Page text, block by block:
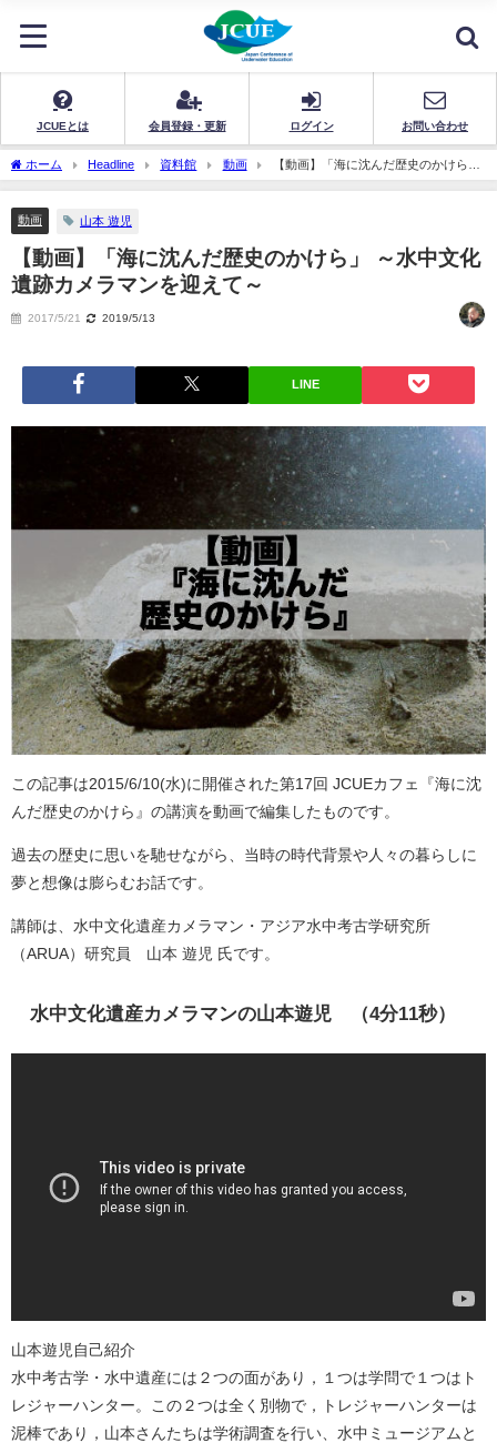
JCUEとは 会員登録・更新 ログイン お問い合わせ
ホーム Headline 資料館 動画
【動画】「海に沈んだ歴史のかけら」
～水中文化遺跡カメラマンを迎えて～
動画 山本 遊児
【動画】「海に沈んだ歴史のかけら」 ～水中文化
遺跡カメラマンを迎えて～
2017/5/21 2019/5/13
LINE
この記事は2015/6/10(水)に開催された第17回 JCUEカフェ『海に沈
んだ歴史のかけら』の講演を動画で編集したものです。
過去の歴史に思いを馳せながら、当時の時代背景や人々の暮らしに
夢と想像は膨らむお話です。
講師は、水中文化遺産カメラマン・アジア水中考古学研究所
（ARUA）研究員 山本 遊児 氏です。
水中文化遺産カメラマンの山本遊児 （4分11秒）
山本遊児自己紹介
水中考古学・水中遺産には２つの面があり，１つは学問で１つはト
レジャーハンター。この２つは全く別物で，トレジャーハンターは
泥棒であり，山本さんたちは学術調査を行い、水中ミュージアムと